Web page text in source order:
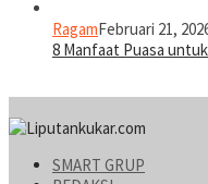
RagamFebruari 21,
8 Manfaat Puasa
SMART GRUP